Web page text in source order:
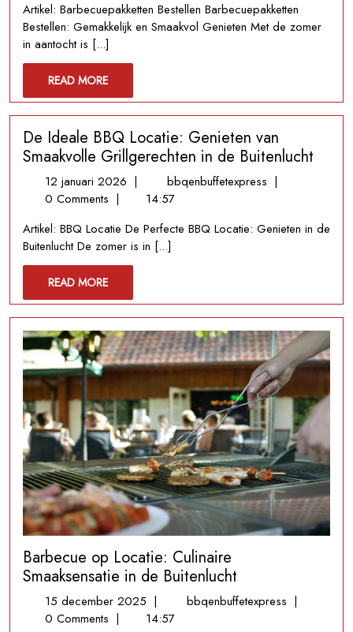
Jouw
Favoriete
Artikel: Barbecuepakketten Bestellen Barbecuepakketten
Bestellen: Gemakkelijk en Smaakvol Genieten Met de zomer
in aantocht is [...]
READ MOREREAD
MORE
De Ideale BBQ Locatie: Genieten van
Smaakvolle Grillgerechten in de Buitenlucht
12 januari 2026 12
januari
| bbqenbuffetexpress De
Locatie:
Grillgerechten
in
de
Buitenlucht
|
0 Comments |
14:57
Artikel: BBQ Locatie De Perfecte BBQ Locatie: Genieten in de
Buitenlucht De zomer is in [...]
READ MOREREAD
MORE
Barbecue op Locatie: Culinaire
Smaaksensatie in de Buitenlucht
15 december 2025 15
december
| bbqenbuffetexpress Barbecue
|
0 Comments | 14:57